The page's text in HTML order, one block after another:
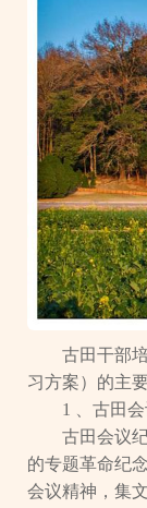
古田干部
习方案）的主
1 、古田
古田会议
的专题革命纪
会议精神，集